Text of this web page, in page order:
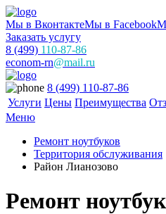
Мы в ВконтактеМы в Facebook
Заказать услугу
8 (499) 110-87-86
econom-rn@mail.ru
8 (499) 110-87-86
Услуги Цены Преимущества
Меню
Ремонт ноутбуков
Территория обслуживания
Район Лианозово
Ремонт